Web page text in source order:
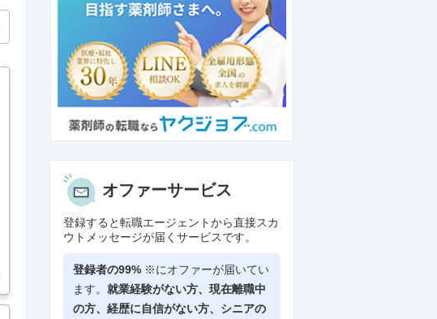
オファーサービス
登録すると転職エージェントから直接スカ
ウトメッセージが届くサービスです。
登録者の99% ※にオファーが届いてい
ます。 就業経験がない方、現在離職中
の方、 経歴に自信がない方、シニアの